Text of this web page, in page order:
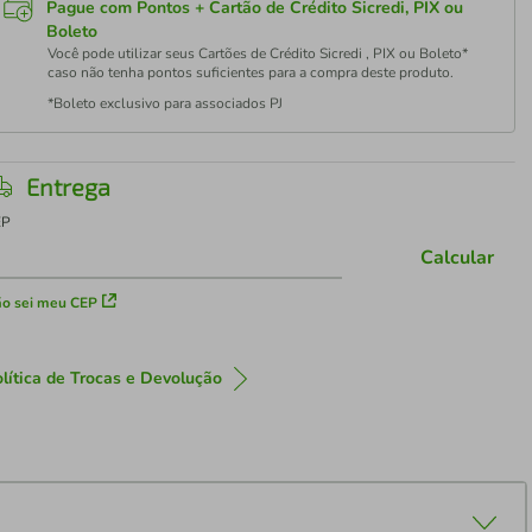
Pague com Pontos + Cartão de Crédito Sicredi, PIX ou
Boleto
Você pode utilizar seus Cartões de Crédito Sicredi , PIX ou Boleto*
caso não tenha pontos suficientes para a compra deste produto.
*Boleto exclusivo para associados PJ
Entrega
sei meu CEP
Calcular
de Trocas e Devolução